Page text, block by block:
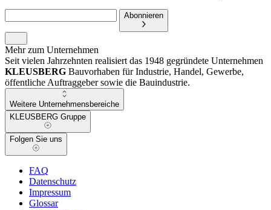
Abonnieren
Mehr zum Unternehmen
Seit vielen Jahrzehnten realisiert das 1948 gegründete Unternehmen
KLEUSBERG Bauvorhaben für Industrie, Handel, Gewerbe,
öffentliche Auftraggeber sowie die Bauindustrie.
Weitere Unternehmensbereiche
KLEUSBERG Gruppe
Folgen Sie uns
FAQ
Datenschutz
Impressum
Glossar